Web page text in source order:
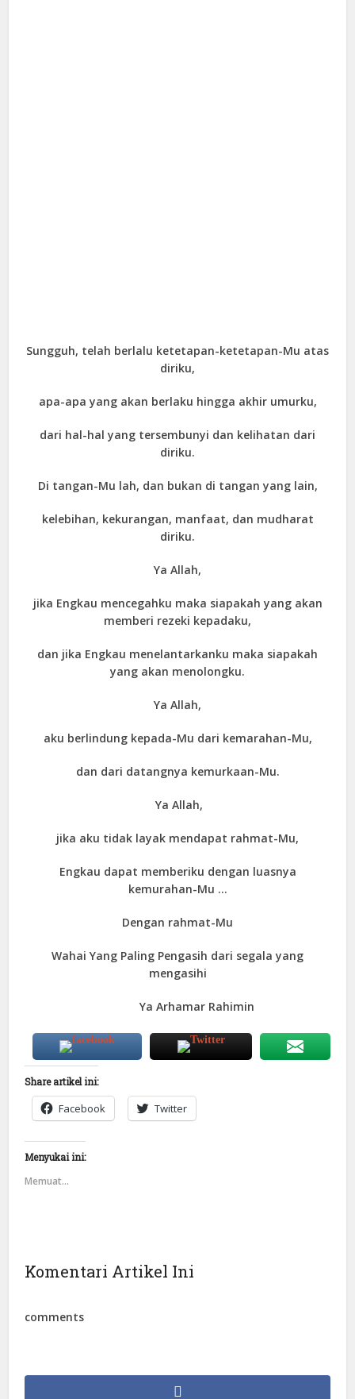
Sungguh, telah berlalu ketetapan-ketetapan-Mu atas
diriku,
apa-apa yang akan berlaku hingga akhir umurku,
dari hal-hal yang tersembunyi dan kelihatan dari
diriku.
Di tangan-Mu lah, dan bukan di tangan yang lain,
kelebihan, kekurangan, manfaat, dan mudharat
diriku.
Ya Allah,
jika Engkau mencegahku maka siapakah yang akan
memberi rezeki kepadaku,
dan jika Engkau menelantarkanku maka siapakah
yang akan menolongku.
Ya Allah,
aku berlindung kepada-Mu dari kemarahan-Mu,
dan dari datangnya kemurkaan-Mu.
Ya Allah,
jika aku tidak layak mendapat rahmat-Mu,
Engkau dapat memberiku dengan luasnya
kemurahan-Mu …
Dengan rahmat-Mu
Wahai Yang Paling Pengasih dari segala yang
mengasihi
Ya Arhamar Rahimin
Share artikel ini:
Facebook Twitter
Menyukai ini:
Memuat...
Komentari Artikel Ini
comments